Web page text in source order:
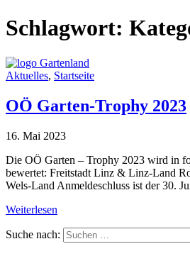
Schlagwort:
Aktuelles, Startseite
OÖ Garten-Trophy 2023
16. Mai 2023
Die OÖ Garten – Trophy 2023 wird in
bewertet: Freitstadt Linz & Linz-Land
Wels-Land Anmeldeschluss ist der 30.
Weiterlesen
Suche nach: